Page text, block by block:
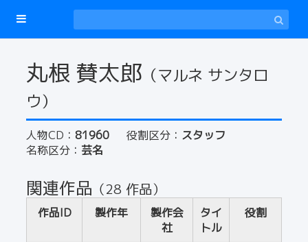
丸根 賛太郎 （マルネ サンタロ
ウ）
人物CD： 81960 役割区分： スタッフ
名称区分： 芸名
関連作品 （28 作品）
作品ID 製作年
製作会
社
タイ
トル
役割